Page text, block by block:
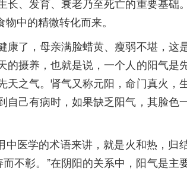
、发育、衰老乃至死亡的重要基础
中的精微转化而来。
了，母亲满脸蜡黄、瘦弱不堪，这
摄养，也就是说，一个人的阳气是
之气。肾气又称元阳，命门真火，
己有病时，如果缺乏阳气，其脸色
医学的术语来讲，就是火和热，归
不彰。”在阴阳的关系中，阳气是主